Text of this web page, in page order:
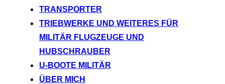
TRANSPORTER
TRIEBWERKE UND WEITERES FÜR
MILITÄR FLUGZEUGE UND
HUBSCHRAUBER
U-BOOTE MILITÄR
ÜBER MICH